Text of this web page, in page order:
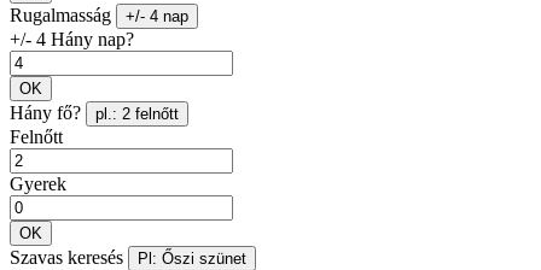
Rugalmasság +/- 4 nap
+/- 4 Hány nap?
OK
Hány fő? pl.: 2 felnőtt
Felnőtt
Gyerek
OK
Szavas keresés Pl: Őszi szünet